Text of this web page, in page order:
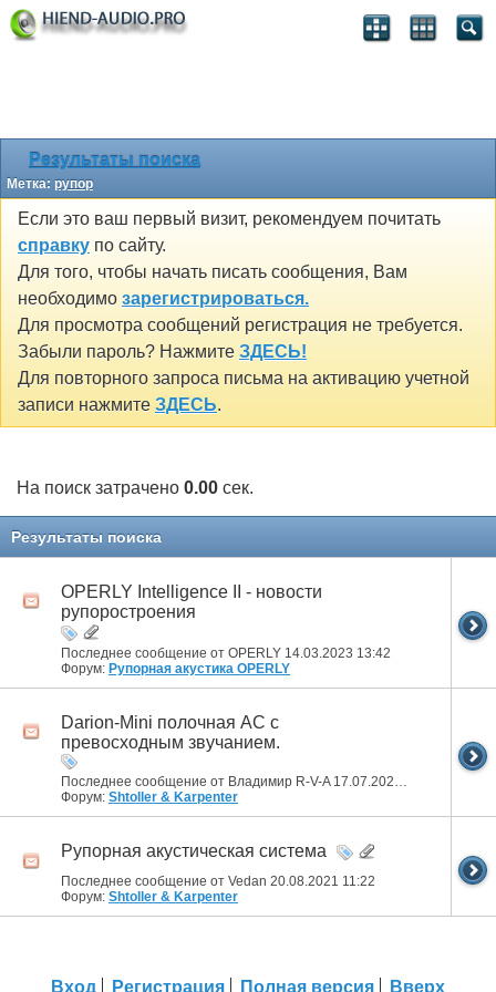
Результаты поиска
Метка: рупор
Если это ваш первый визит, рекомендуем почитать
справку по сайту.
Для того, чтобы начать писать сообщения, Вам
необходимо зарегистрироваться.
Для просмотра сообщений регистрация не требуется.
Забыли пароль? Нажмите ЗДЕСЬ!
Для повторного запроса письма на активацию учетной
записи нажмите ЗДЕСЬ.
На поиск затрачено 0.00 сек.
Результаты поиска
OPERLY Intelligence II - новости
рупоростроения
Последнее сообщение от OPERLY 14.03.2023 13:42
Форум: Рупорная акустика OPERLY
Darion-Mini полочная АС с
превосходным звучанием.
Последнее сообщение от Владимир R-V-A 17.07.202218:54
Форум: Shtoller & Karpenter
Рупорная акустическая система
Последнее сообщение от Vedan 20.08.2021 11:22
Форум: Shtoller & Karpenter
Вход Регистрация Полная версия Вверх